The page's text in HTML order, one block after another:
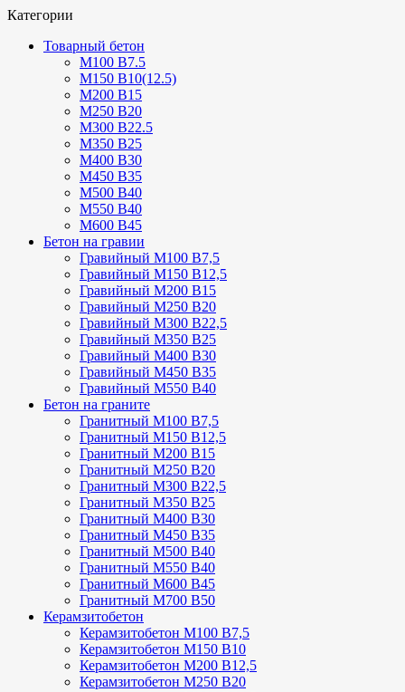
Категории
Товарный бетон
М100 В7.5
М150 В10(12.5)
М200 В15
М250 В20
М300 В22.5
М350 В25
М400 В30
М450 В35
М500 В40
М550 В40
М600 В45
Бетон на гравии
Гравийный М100 В7,5
Гравийный М150 В12,5
Гравийный М200 В15
Гравийный М250 В20
Гравийный М300 В22,5
Гравийный М350 В25
Гравийный М400 В30
Гравийный М450 В35
Гравийный М550 В40
Бетон на граните
Гранитный М100 В7,5
Гранитный М150 В12,5
Гранитный М200 В15
Гранитный М250 В20
Гранитный М300 В22,5
Гранитный М350 В25
Гранитный М400 В30
Гранитный М450 В35
Гранитный М500 В40
Гранитный М550 В40
Гранитный М600 В45
Гранитный М700 В50
Керамзитобетон
Керамзитобетон М100 В7,5
Керамзитобетон М150 В10
Керамзитобетон М200 В12,5
Керамзитобетон М250 В20